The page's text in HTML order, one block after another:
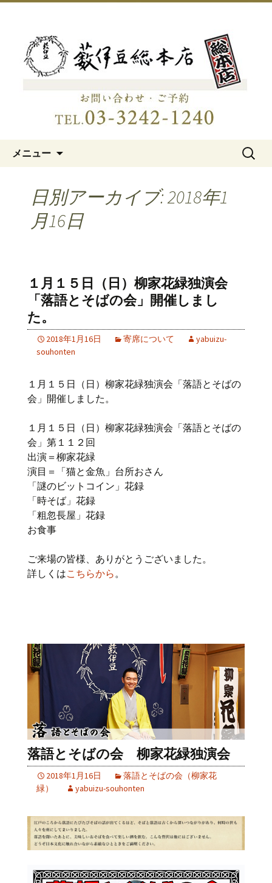
日本橋の老舗蕎麦屋「藪伊豆総
本店」
メニュー
検
日別アーカイブ: 2018年1
月16日
１月１５日（日）柳家花緑独演会
「落語とそばの会」開催しまし
た。
2018年1月16日 寄席について
yabuizu-
souhonten
１月１５日（日）柳家花緑独演会「落語とそばの
会」開催しました。
１月１５日（日）柳家花緑独演会「落語とそばの
会」第１１２回
出演＝柳家花緑
演目＝「猫と金魚」台所おさん
「謎のビットコイン」花録
「時そば」花録
「粗忽長屋」花録
お食事
ご来場の皆様、ありがとうございました。
詳しくはこちらから。
落語とそばの会 柳家花緑独演会
2018年1月16日
落語とそばの会（柳家花
緑）
yabuizu-souhonten